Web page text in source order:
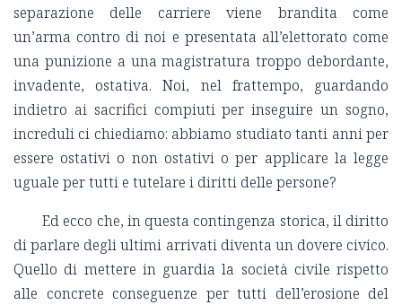
separazione delle carriere viene brandita come
un’arma contro di noi e presentata all’elettorato come
una punizione a una magistratura troppo debordante,
invadente, ostativa. Noi, nel frattempo, guardando
indietro ai sacrifici compiuti per inseguire un sogno,
increduli ci chiediamo: abbiamo studiato tanti anni per
essere ostativi o non ostativi o per applicare la legge
uguale per tutti e tutelare i diritti delle persone?
Ed ecco che, in questa contingenza storica, il diritto
di parlare degli ultimi arrivati diventa un dovere civico.
Quello di mettere in guardia la società civile rispetto
alle concrete conseguenze per tutti dell’erosione del